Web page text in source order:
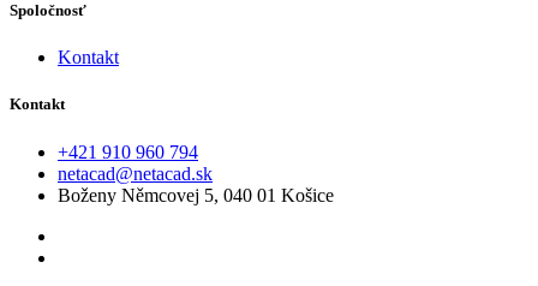
Spoločnosť
Kontakt
Kontakt
‭+421 910 960 794‬
netacad@netacad.sk
Boženy Němcovej 5, 040 01 Košice